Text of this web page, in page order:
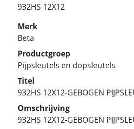
932HS 12X12
Merk
Beta
Productgroep
Pijpsleutels en dopsleutels
Titel
932HS 12X12-GEBOGEN
Omschrijving
932HS 12X12-GEBOGEN